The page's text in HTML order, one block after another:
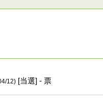
12)[当選] - 票